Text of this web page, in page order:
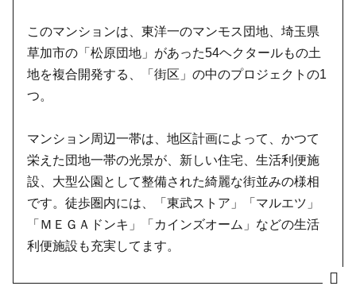
このマンションは、東洋一のマンモス団地、埼玉県
草加市の「松原団地」があった54ヘクタールもの土
地を複合開発する、「街区」の中のプロジェクトの1
つ。
マンション周辺一帯は、地区計画によって、かつて
栄えた団地一帯の光景が、新しい住宅、生活利便施
設、大型公園として整備された綺麗な街並みの様相
です。徒歩圏内には、「東武ストア」「マルエツ」
「ＭＥＧＡドンキ」「カインズオーム」などの生活
利便施設も充実してます。